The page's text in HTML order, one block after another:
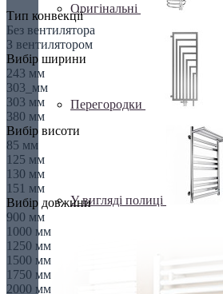
Оригінальні
Перегородки
У вигляді полиці
Тип конвекції
Без вентилятора
З вентилятором
Вибір ширини
243 мм
303_мм
303 мм
380 мм
Вибір висоти
85 мм
125 мм
130 мм
151 мм
Вибір довжини
900 мм
1000 мм
1250 мм
1500 мм
1750 мм
2000 мм